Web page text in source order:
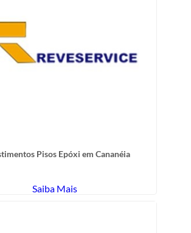
Pisos Epóxi em Cananéia
Saiba Mais